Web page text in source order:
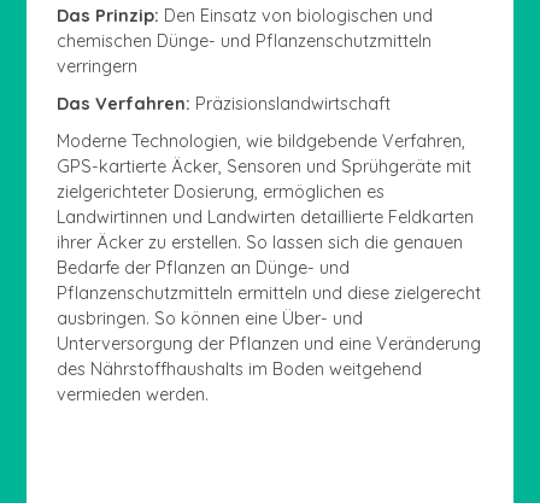
Das Prinzip: Den Einsatz von biologischen und
chemischen Dünge- und Pflanzenschutzmitteln
verringern
Das Verfahren: Präzisionslandwirtschaft
Moderne Technologien, wie bildgebende Verfahren,
GPS-kartierte Äcker, Sensoren und Sprühgeräte mit
zielgerichteter Dosierung, ermöglichen es
Landwirtinnen und Landwirten detaillierte Feldkarten
ihrer Äcker zu erstellen. So lassen sich die genauen
Bedarfe der Pflanzen an Dünge- und
Pflanzenschutzmitteln ermitteln und diese zielgerecht
ausbringen. So können eine Über- und
Unterversorgung der Pflanzen und eine Veränderung
des Nährstoffhaushalts im Boden weitgehend
vermieden werden.